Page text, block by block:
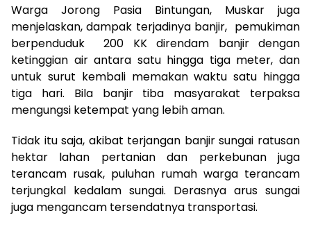
Warga Jorong Pasia Bintungan, Muskar juga
menjelaskan, dampak terjadinya banjir, pemukiman
berpenduduk 200 KK direndam banjir dengan
ketinggian air antara satu hingga tiga meter, dan
untuk surut kembali memakan waktu satu hingga
tiga hari. Bila banjir tiba masyarakat terpaksa
mengungsi ketempat yang lebih aman.
Tidak itu saja, akibat terjangan banjir sungai ratusan
hektar lahan pertanian dan perkebunan juga
terancam rusak, puluhan rumah warga terancam
terjungkal kedalam sungai. Derasnya arus sungai
juga mengancam tersendatnya transportasi.